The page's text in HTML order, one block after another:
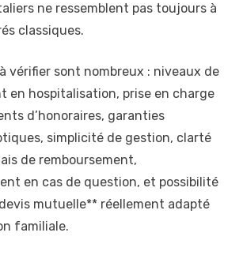
ne ressemblent pas toujours à
classiques.
vérifier sont nombreux : niveaux de
en hospitalisation, prise en charge
d’honoraires, garanties
simplicité de gestion, clarté
de remboursement,
en cas de question, et possibilité
mutuelle** réellement adapté
familiale.